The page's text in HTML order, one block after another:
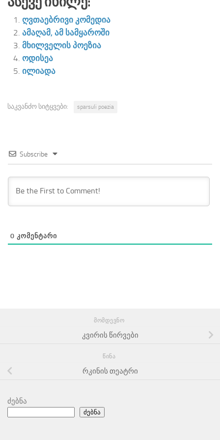
ღვთაებრივი კომედია
ამაღამ, ამ სამყაროში
მხილველის პოეზია
ოდისეა
ილიადა
საკვანძო სიტყვები: sparsuli poezia
Subscribe
0 ᲙᲝᲛᲔᲜᲢᲐᲠᲘ
ᲛᲝᲛᲓᲔᲕᲜᲝ
კვირის წირვები
ᲬᲘᲜᲐ
რკინის თეატრი
ძებნა
ძებნა